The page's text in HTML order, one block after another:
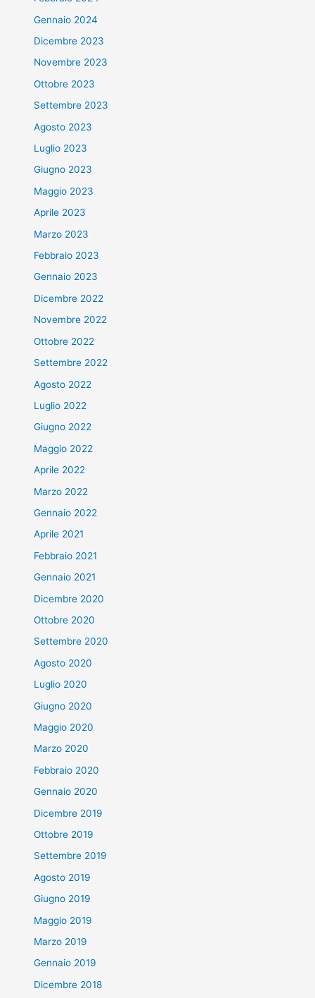
Gennaio 2024
Dicembre 2023
Novembre 2023
Ottobre 2023
Settembre 2023
Agosto 2023
Luglio 2023
Giugno 2023
Maggio 2023
Aprile 2023
Marzo 2023
Febbraio 2023
Gennaio 2023
Dicembre 2022
Novembre 2022
Ottobre 2022
Settembre 2022
Agosto 2022
Luglio 2022
Giugno 2022
Maggio 2022
Aprile 2022
Marzo 2022
Gennaio 2022
Aprile 2021
Febbraio 2021
Gennaio 2021
Dicembre 2020
Ottobre 2020
Settembre 2020
Agosto 2020
Luglio 2020
Giugno 2020
Maggio 2020
Marzo 2020
Febbraio 2020
Gennaio 2020
Dicembre 2019
Ottobre 2019
Settembre 2019
Agosto 2019
Giugno 2019
Maggio 2019
Marzo 2019
Gennaio 2019
Dicembre 2018